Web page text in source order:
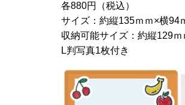
各880円（税込）
サイズ：約縦135ｍｍ×横94
収納可能サイズ：約縦129ｍ
L判写真1枚付き